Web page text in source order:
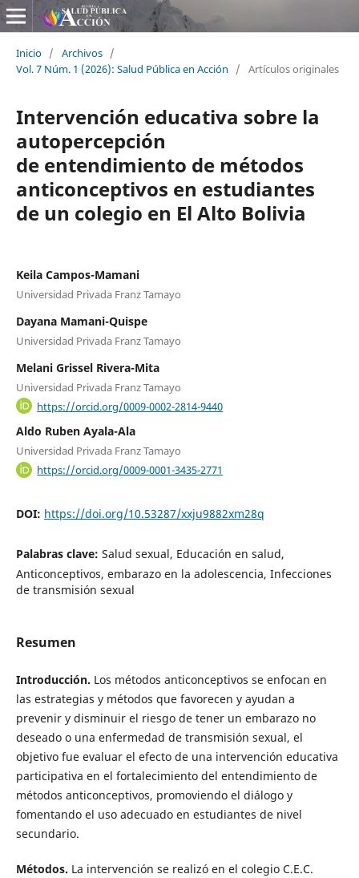
Inicio / Archivos /
Vol. 7 Núm. 1 (2026): Salud Pública en Acción
/ Artículos originales
Intervención educativa sobre la
autopercepción
de entendimiento de métodos
anticonceptivos en estudiantes
de un colegio en El Alto Bolivia
Keila Campos-Mamani
Universidad Privada Franz Tamayo
Dayana Mamani-Quispe
Universidad Privada Franz Tamayo
Melani Grissel Rivera-Mita
Universidad Privada Franz Tamayo
https://orcid.org/0009-0002-2814-9440
Aldo Ruben Ayala-Ala
Universidad Privada Franz Tamayo
https://orcid.org/0009-0001-3435-2771
DOI: https://doi.org/10.53287/xxju9882xm28q
Palabras clave: Salud sexual, Educación en salud,
Anticonceptivos, embarazo en la adolescencia, Infecciones
de transmisión sexual
Resumen
Introducción. Los métodos anticonceptivos se enfocan en
las estrategias y métodos que favorecen y ayudan a
prevenir y disminuir el riesgo de tener un embarazo no
deseado o una enfermedad de transmisión sexual, el
objetivo fue evaluar el efecto de una intervención educativa
participativa en el fortalecimiento del entendimiento de
métodos anticonceptivos, promoviendo el diálogo y
fomentando el uso adecuado en estudiantes de nivel
secundario.
Métodos. La intervención se realizó en el colegio C.E.C.